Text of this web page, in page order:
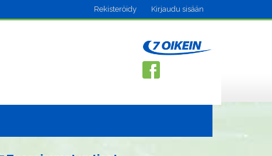
Rekisteröidy Kirjaudu sisään